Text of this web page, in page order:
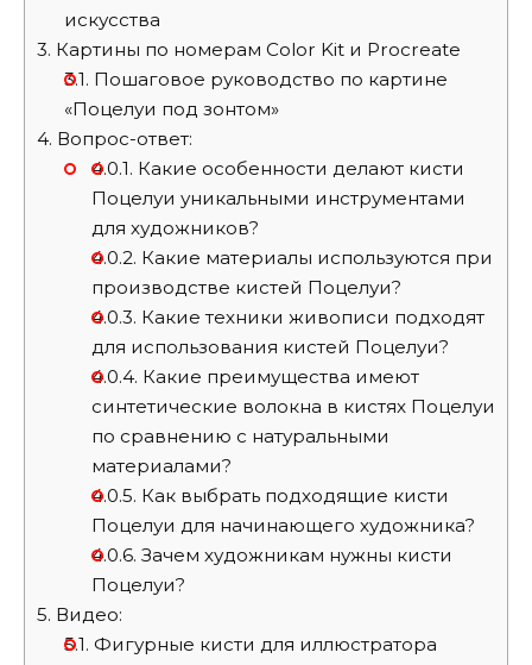
искусства
3. Картины по номерам Color Kit и Procreate
3.1. Пошаговое руководство по картине
«Поцелуи под зонтом»
4. Вопрос-ответ:
4.0.1. Какие особенности делают кисти
Поцелуи уникальными инструментами
для художников?
4.0.2. Какие материалы используются при
производстве кистей Поцелуи?
4.0.3. Какие техники живописи подходят
для использования кистей Поцелуи?
4.0.4. Какие преимущества имеют
синтетические волокна в кистях Поцелуи
по сравнению с натуральными
материалами?
4.0.5. Как выбрать подходящие кисти
Поцелуи для начинающего художника?
4.0.6. Зачем художникам нужны кисти
Поцелуи?
5. Видео:
5.1. Фигурные кисти для иллюстратора